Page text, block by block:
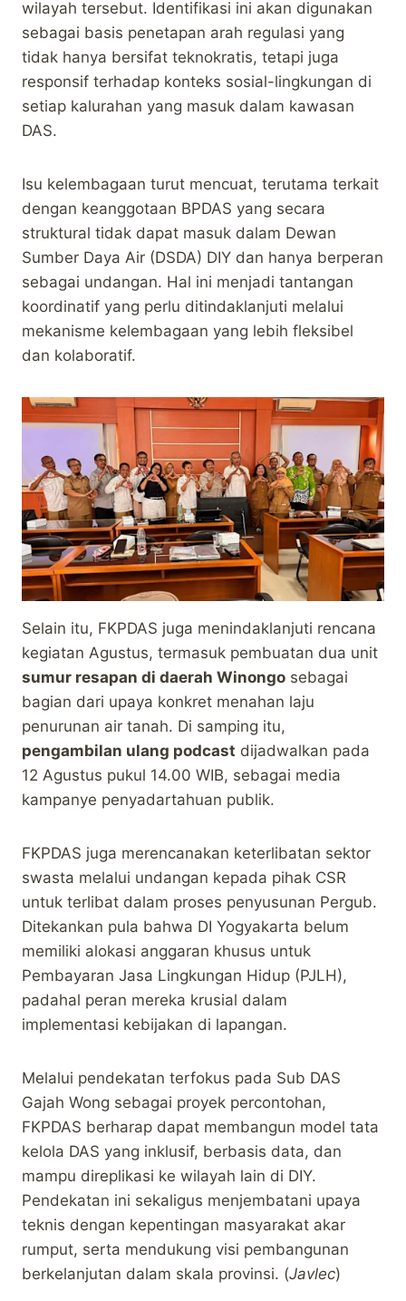
wilayah tersebut. Identifikasi ini akan digunakan
sebagai basis penetapan arah regulasi yang
tidak hanya bersifat teknokratis, tetapi juga
responsif terhadap konteks sosial-lingkungan di
setiap kalurahan yang masuk dalam kawasan
DAS.
Isu kelembagaan turut mencuat, terutama terkait
dengan keanggotaan BPDAS yang secara
struktural tidak dapat masuk dalam Dewan
Sumber Daya Air (DSDA) DIY dan hanya berperan
sebagai undangan. Hal ini menjadi tantangan
koordinatif yang perlu ditindaklanjuti melalui
mekanisme kelembagaan yang lebih fleksibel
dan kolaboratif.
Selain itu, FKPDAS juga menindaklanjuti rencana
kegiatan Agustus, termasuk pembuatan dua unit
sumur resapan di daerah Winongo sebagai
bagian dari upaya konkret menahan laju
penurunan air tanah. Di samping itu,
pengambilan ulang podcast dijadwalkan pada
12 Agustus pukul 14.00 WIB, sebagai media
kampanye penyadartahuan publik.
FKPDAS juga merencanakan keterlibatan sektor
swasta melalui undangan kepada pihak CSR
untuk terlibat dalam proses penyusunan Pergub.
Ditekankan pula bahwa DI Yogyakarta belum
memiliki alokasi anggaran khusus untuk
Pembayaran Jasa Lingkungan Hidup (PJLH),
padahal peran mereka krusial dalam
implementasi kebijakan di lapangan.
Melalui pendekatan terfokus pada Sub DAS
Gajah Wong sebagai proyek percontohan,
FKPDAS berharap dapat membangun model tata
kelola DAS yang inklusif, berbasis data, dan
mampu direplikasi ke wilayah lain di DIY.
Pendekatan ini sekaligus menjembatani upaya
teknis dengan kepentingan masyarakat akar
rumput, serta mendukung visi pembangunan
berkelanjutan dalam skala provinsi. (Javlec)